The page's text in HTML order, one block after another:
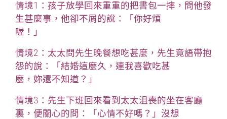
情境1 ：孩子放學回來重重的把書包一摔，問他發
生甚麼事，他卻不屑的說：「你好煩
喔！」
情境2 ：太太問先生晚餐想吃甚麼，先生竟語帶抱
怨的說：「結婚這麼久，連我喜歡吃甚
麼，妳還不知道？」
情境3 ：先生下班回來看到太太沮喪的坐在客廳
裏，便關心的問：「心情不好嗎？」沒想